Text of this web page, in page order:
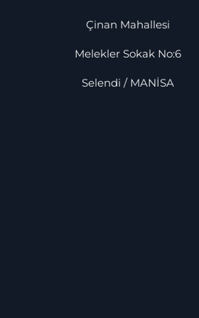
Çinan Mahallesi
Melekler Sokak No:6
Selendi / MANİSA